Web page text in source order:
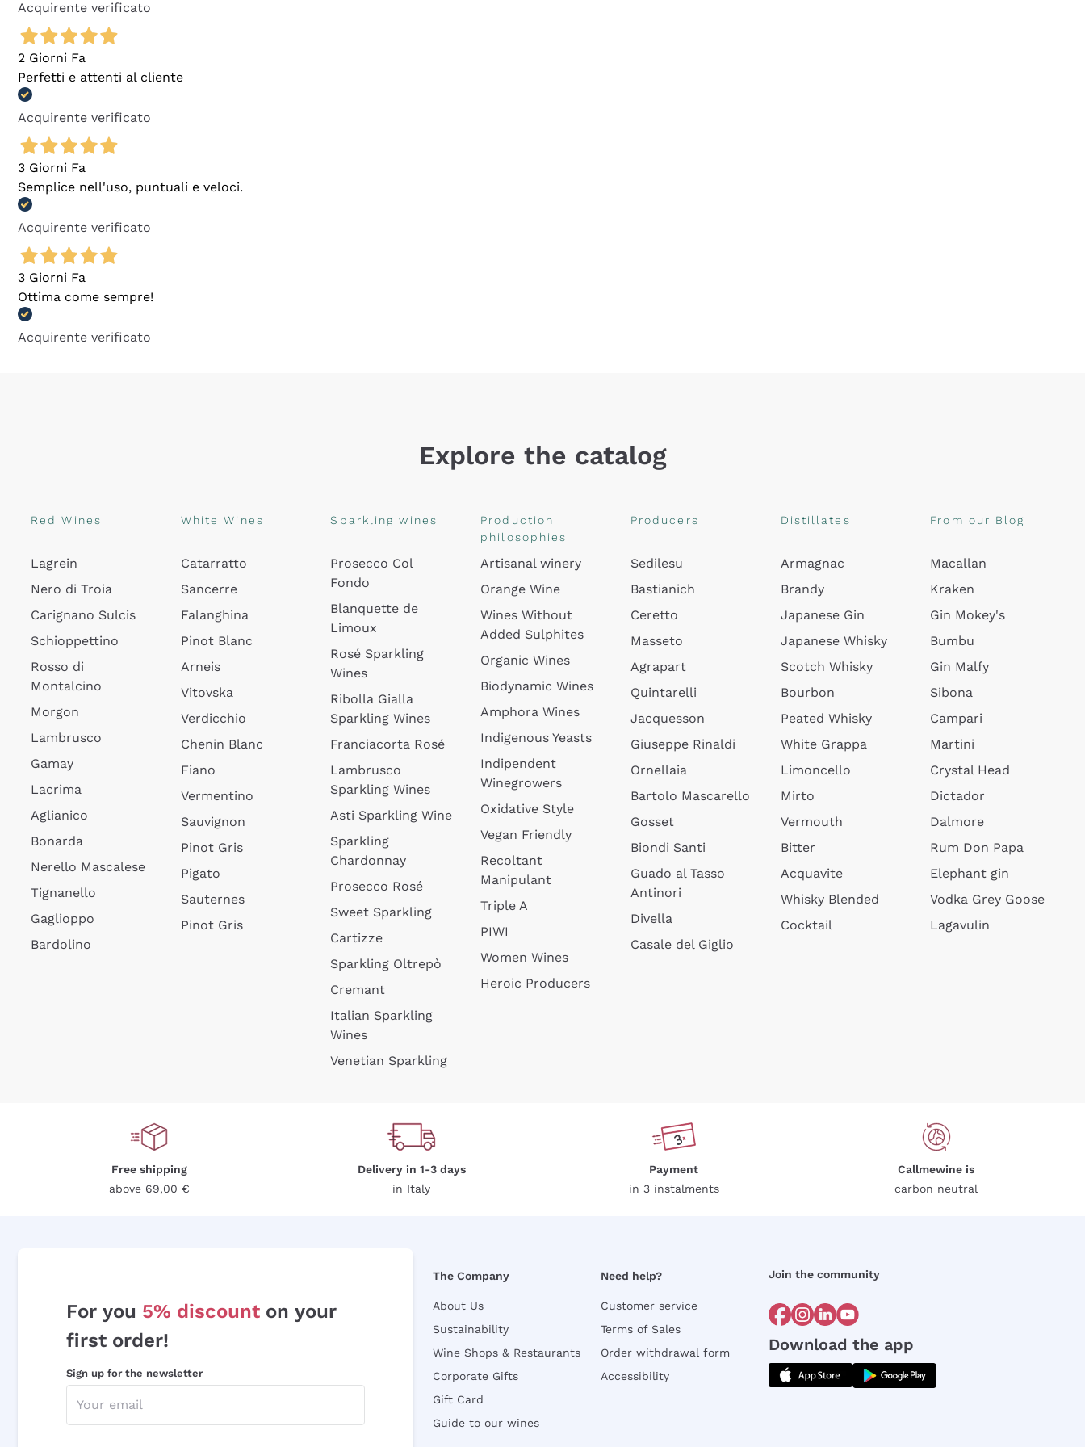
Acquirente verificato
2 Giorni Fa
Perfetti e attenti al cliente
Acquirente verificato
3 Giorni Fa
Semplice nell'uso, puntuali e veloci.
Acquirente verificato
3 Giorni Fa
Ottima come sempre!
Acquirente verificato
Explore the catalog
Red Wines
Lagrein
Nero di Troia
Carignano Sulcis
Schioppettino
Rosso di
Montalcino
Morgon
Lambrusco
Gamay
Lacrima
Aglianico
Bonarda
Nerello Mascalese
Tignanello
Gaglioppo
Bardolino
White Wines
Catarratto
Sancerre
Falanghina
Pinot Blanc
Arneis
Vitovska
Verdicchio
Chenin Blanc
Fiano
Vermentino
Sauvignon
Pinot Gris
Pigato
Sauternes
Pinot Gris
Sparkling wines
Prosecco Col
Fondo
Blanquette de
Limoux
Rosé Sparkling
Wines
Ribolla Gialla
Sparkling Wines
Franciacorta Rosé
Lambrusco
Sparkling Wines
Asti Sparkling Wine
Sparkling
Chardonnay
Prosecco Rosé
Sweet Sparkling
Cartizze
Sparkling Oltrepò
Cremant
Italian Sparkling
Wines
Venetian Sparkling
Production
philosophies
Artisanal winery
Orange Wine
Wines Without
Added Sulphites
Organic Wines
Biodynamic Wines
Amphora Wines
Indigenous Yeasts
Indipendent
Winegrowers
Oxidative Style
Vegan Friendly
Recoltant
Manipulant
Triple A
PIWI
Women Wines
Heroic Producers
Producers
Sedilesu
Bastianich
Ceretto
Masseto
Agrapart
Quintarelli
Jacquesson
Giuseppe Rinaldi
Ornellaia
Bartolo Mascarello
Gosset
Biondi Santi
Guado al Tasso
Antinori
Divella
Casale del Giglio
Distillates
Armagnac
Brandy
Japanese Gin
Japanese Whisky
Scotch Whisky
Bourbon
Peated Whisky
White Grappa
Limoncello
Mirto
Vermouth
Bitter
Acquavite
Whisky Blended
Cocktail
From our Blog
Macallan
Kraken
Gin Mokey's
Bumbu
Gin Malfy
Sibona
Campari
Martini
Crystal Head
Dictador
Dalmore
Rum Don Papa
Elephant gin
Vodka Grey Goose
Lagavulin
Free shipping
above 69,00 €
Delivery in 1-3 days
in Italy
Payment
in 3 instalments
Callmewine is
carbon neutral
For you 5% discount on your
first order!
Sign up for the newsletter
The Company
About Us
Sustainability
Wine Shops & Restaurants
Corporate Gifts
Gift Card
Guide to our wines
Need help?
Customer service
Terms of Sales
Order withdrawal form
Accessibility
Join the community
Download the app